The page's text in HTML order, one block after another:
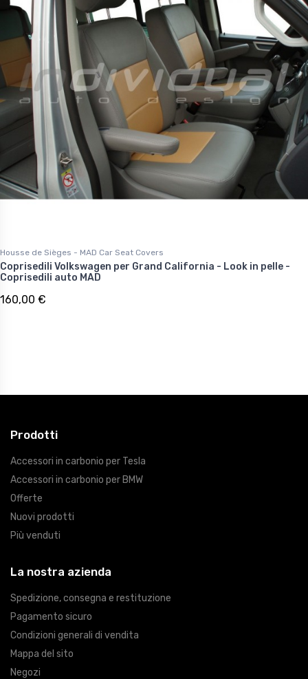
Housse de Sièges - MAD Car Seat Covers
Coprisedili Volkswagen per Grand California - Look in pelle -
Coprisedili auto MAD
160,00 €
Prodotti
Accessori in carbonio per Tesla
Accessori in carbonio per BMW
Offerte
Nuovi prodotti
Più venduti
La nostra azienda
Spedizione, consegna e restituzione
Pagamento sicuro
Condizioni generali di vendita
Mappa del sito
Negozi